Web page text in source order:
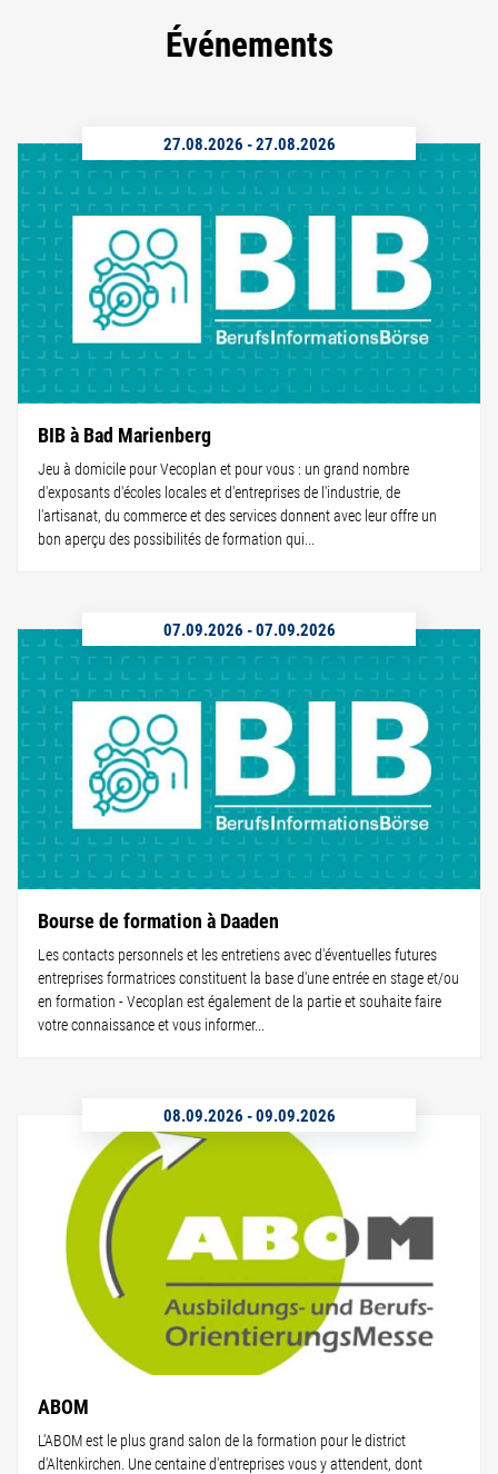
Événements
27.08.2026 -27.08.2026
BIB à Bad Marienberg
Jeu à domicile pour Vecoplan et pour vous : un grand nombre
d'exposants d'écoles locales et d'entreprises de l'industrie, de
l'artisanat, du commerce et des services donnent avec leur offre un
bon aperçu des possibilités de formation qui...
07.09.2026 -07.09.2026
Bourse de formation à Daaden
Les contacts personnels et les entretiens avec d'éventuelles futures
entreprises formatrices constituent la base d'une entrée en stage et/ou
en formation - Vecoplan est également de la partie et souhaite faire
votre connaissance et vous informer...
08.09.2026 -09.09.2026
ABOM
L'ABOM est le plus grand salon de la formation pour le district
d'Altenkirchen. Une centaine d'entreprises vous y attendent, dont